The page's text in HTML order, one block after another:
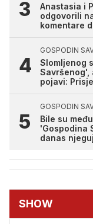
Anastasia i
odgovorili
komentare
GOSPODIN
Slomljenog
Savršenog',
pojavi:
GOSPODIN
Bile su
'Gospodina
danas
SHOW